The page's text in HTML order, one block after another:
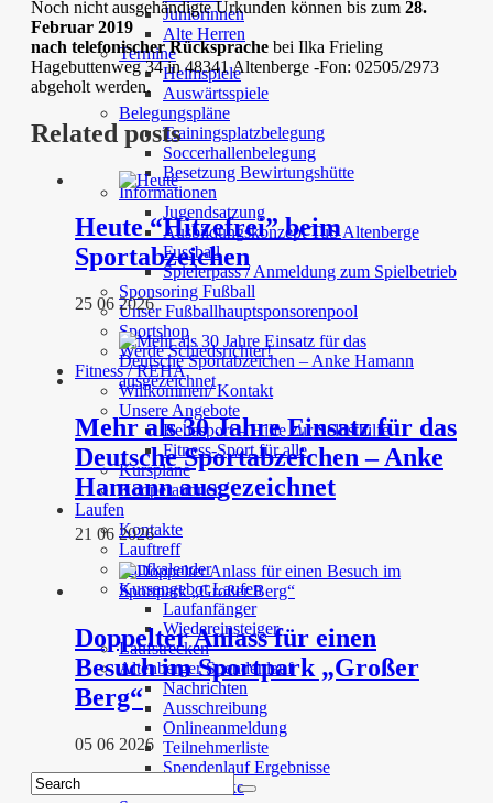
Juniorinnen
Alte Herren
Termine
Heimspiele
Auswärtsspiele
Belegungspläne
Trainingsplatzbelegung
Soccerhallenbelegung
Besetzung Bewirtungshütte
Informationen
Jugendsatzung
Ausbildungskonzept TuS Altenberge
Fussball
Spielerpass / Anmeldung zum Spielbetrieb
Sponsoring Fußball
Unser Fußballhauptsponsorenpool
Sportshop
Werde Schiedsrichter!
Fitness / REHA
Willkommen/ Kontakt
Unsere Angebote
Rehasport – Hilfe zur Selbsthilfe
Fitness-Sport für alle
Kurspläne
Kooperationen
Laufen
Kontakte
Lauftreff
Laufkalender
Kursangebot Laufen
Laufanfänger
Wiedereinsteiger
Laufstrecken
Altenberger Spendenlauf
Nachrichten
Ausschreibung
Onlineanmeldung
Teilnehmerliste
Spendenlauf Ergebnisse
Laufstrecke
Noch nicht ausgehändigte Urkunden können bis zum 28.
Februar 2019
nach telefonischer Rücksprache bei Ilka Frieling
Hagebuttenweg 34 in 48341 Altenberge -Fon: 02505/2973
abgeholt werden.
Related posts
Heute “Hitzefrei” beim
Sportabzeichen
25 06 2026
Mehr als 30 Jahre Einsatz für das
Deutsche Sportabzeichen – Anke
Hamann ausgezeichnet
21 06 2026
Doppelter Anlass für einen
Besuch im Sportpark „Großer
Berg“
05 06 2026